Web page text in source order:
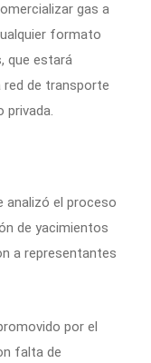
gas a
formato
que estará
red de transporte
privada.
analizó el proceso
de yacimientos
a representantes
por el
falta de